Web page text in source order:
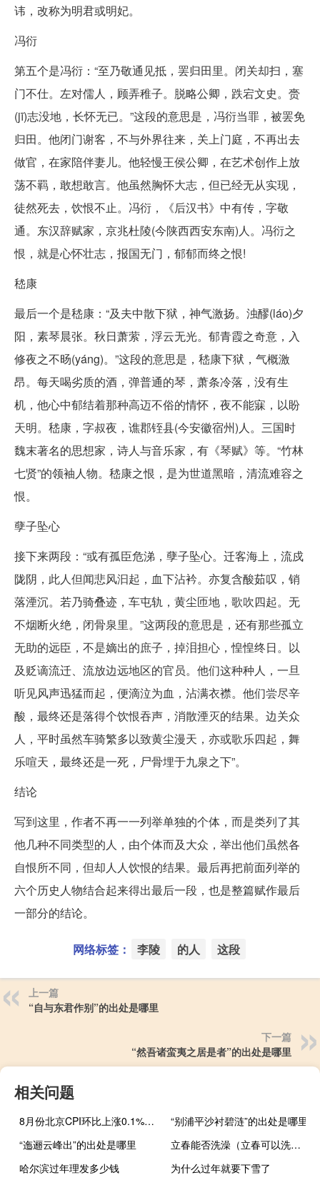
讳，改称为明君或明妃。
冯衍
第五个是冯衍：“至乃敬通见抵，罢归田里。闭关却扫，塞
门不仕。左对儒人，顾弄稚子。脱略公卿，跌宕文史。赍
(jī)志没地，长怀无已。”这段的意思是，冯衍当罪，被罢免
归田。他闭门谢客，不与外界往来，关上门庭，不再出去
做官，在家陪伴妻儿。他轻慢王侯公卿，在艺术创作上放
荡不羁，敢想敢言。他虽然胸怀大志，但已经无从实现，
徒然死去，饮恨不止。冯衍，《后汉书》中有传，字敬
通。东汉辞赋家，京兆杜陵(今陕西西安东南)人。冯衍之
恨，就是心怀壮志，报国无门，郁郁而终之恨!
嵇康
最后一个是嵇康：“及夫中散下狱，神气激扬。浊醪(láo)夕
阳，素琴晨张。秋日萧萦，浮云无光。郁青霞之奇意，入
修夜之不旸(yáng)。”这段的意思是，嵇康下狱，气概激
昂。每天喝劣质的酒，弹普通的琴，萧条冷落，没有生
机，他心中郁结着那种高迈不俗的情怀，夜不能寐，以盼
天明。嵇康，字叔夜，谯郡铚县(今安徽宿州)人。三国时
魏末著名的思想家，诗人与音乐家，有《琴赋》等。“竹林
七贤”的领袖人物。嵇康之恨，是为世道黑暗，清流难容之
恨。
孽子坠心
接下来两段：“或有孤臣危涕，孽子坠心。迁客海上，流戍
陇阴，此人但闻悲风汩起，血下沾衿。亦复含酸茹叹，销
落湮沉。若乃骑叠迹，车屯轨，黄尘匝地，歌吹四起。无
不烟断火绝，闭骨泉里。”这两段的意思是，还有那些孤立
无助的远臣，不是嫡出的庶子，掉泪担心，惶惶终日。以
及贬谪流迁、流放边远地区的官员。他们这种种人，一旦
听见风声迅猛而起，便滴泣为血，沾满衣襟。他们尝尽辛
酸，最终还是落得个饮恨吞声，消散湮灭的结果。边关众
人，平时虽然车骑繁多以致黄尘漫天，亦或歌乐四起，舞
乐喧天，最终还是一死，尸骨埋于九泉之下”。
结论
写到这里，作者不再一一列举单独的个体，而是类列了其
他几种不同类型的人，由个体而及大众，举出他们虽然各
自恨所不同，但却人人饮恨的结果。最后再把前面列举的
六个历史人物结合起来得出最后一段，也是整篇赋作最后
一部分的结论。
网络标签： 李陵 的人 这段
上一篇
“自与东君作别”的出处是哪里
下一篇
“然吾诸蛮夷之居是者”的出处是哪里
相关问题
8月份北京CPI环比上涨0.1%同比上涨0.3%
“别浦平沙衬碧涟”的出处是哪里
“迤逦云峰出”的出处是哪里
立春能否洗澡（立春可以洗澡吗）
哈尔滨过年理发多少钱
为什么过年就要下雪了